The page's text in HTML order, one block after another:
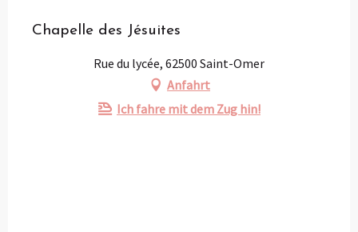
Chapelle des Jésuites
Rue du lycée, 62500 Saint-Omer
Anfahrt
Ich fahre mit dem Zug hin!